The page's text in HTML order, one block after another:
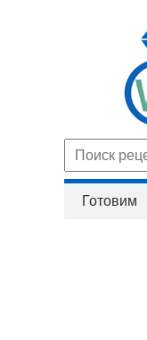
Готовим